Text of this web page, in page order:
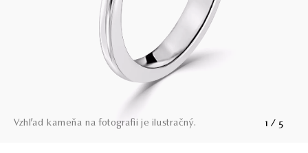
Vzhľad kameňa na fotografii je ilustračný. 1 / 5